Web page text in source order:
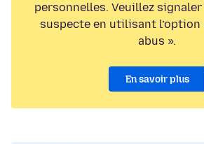
personnelles. Veuillez
suspecte en utilisant l’option
abus ».
En savoir plus